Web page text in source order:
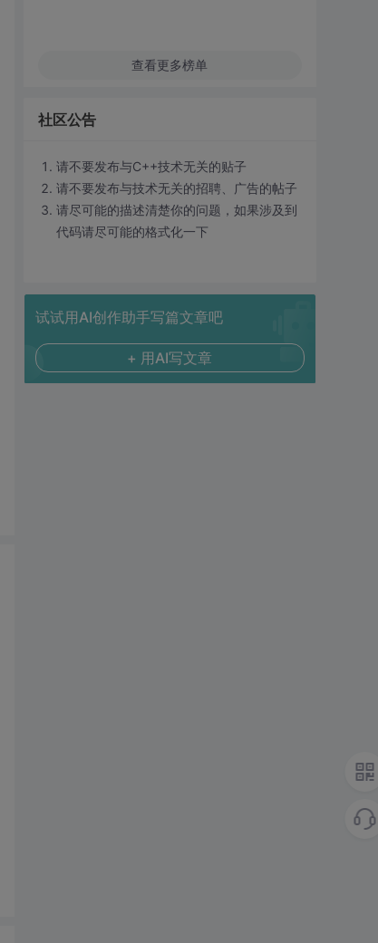
查看更多榜单
社区公告
请不要发布与C++技术无关的贴子
请不要发布与技术无关的招聘、广告的帖子
请尽可能的描述清楚你的问题，如果涉及到
代码请尽可能的格式化一下
试试用AI创作助手写篇文章吧
+ 用AI写文章